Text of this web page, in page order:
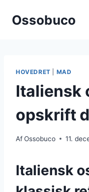
Ossobuco
HOVEDRET MAD
Italiensk
opskrift
AfOssobuco 11.
Italiensk